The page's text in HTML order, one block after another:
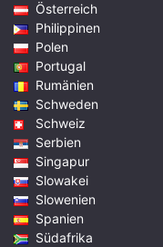
Österreich
Philippinen
Polen
Portugal
Rumänien
Schweden
Schweiz
Serbien
Singapur
Slowakei
Slowenien
Spanien
Südafrika